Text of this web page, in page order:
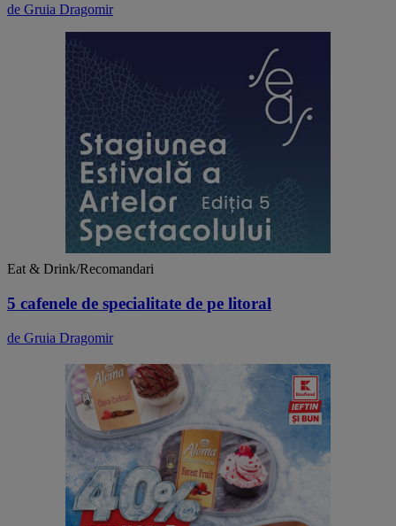
de Gruia Dragomir
Eat & Drink/Recomandari
5 cafenele de specialitate de pe litoral
de Gruia Dragomir